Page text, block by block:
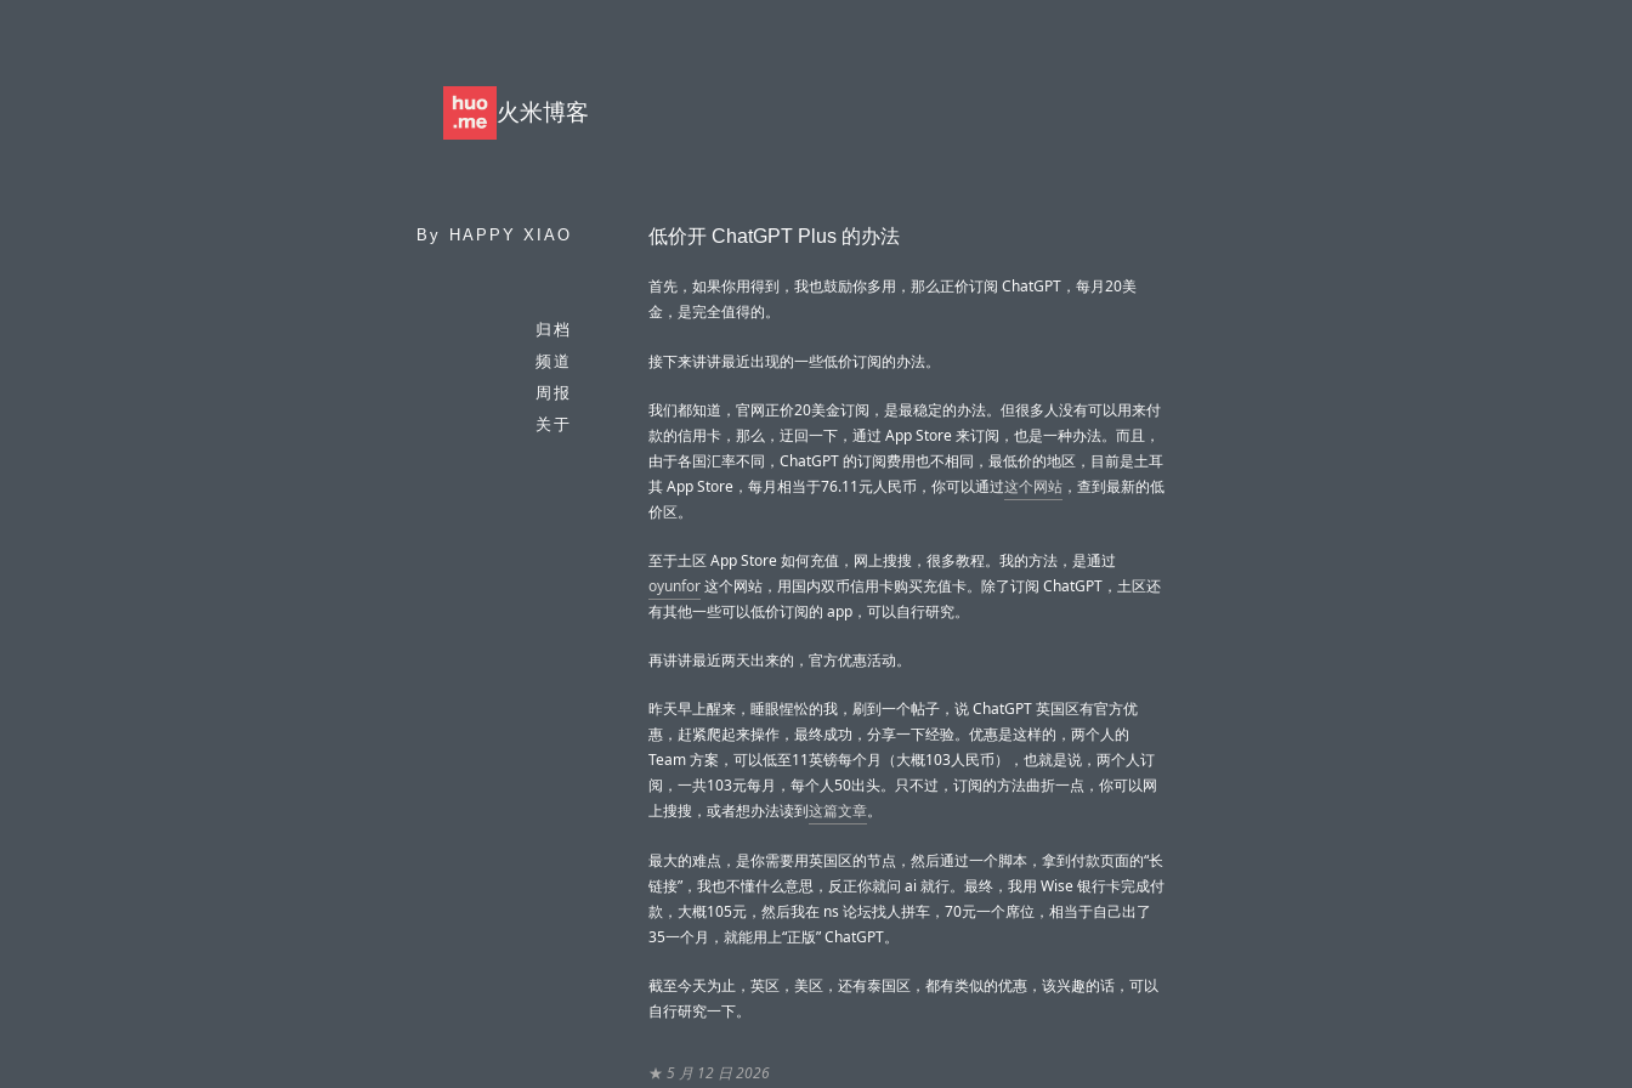
火米博客
By HAPPY XIAO
归档
频道
周报
关于
低价开 ChatGPT Plus 的办法
首先，如果你用得到，我也鼓励你多用，那么正价订阅 ChatGPT，每月20美
金，是完全值得的。
接下来讲讲最近出现的一些低价订阅的办法。
我们都知道，官网正价20美金订阅，是最稳定的办法。但很多人没有可以用来付
款的信用卡，那么，迂回一下，通过 App Store 来订阅，也是一种办法。而且，
由于各国汇率不同，ChatGPT 的订阅费用也不相同，最低价的地区，目前是土耳
其 App Store，每月相当于76.11元人民币，你可以通过这个网站 ，查到最新的低
价区。
至于土区 App Store 如何充值，网上搜搜，很多教程。我的方法，是通过
oyunfor这个网站，用国内双币信用卡购买充值卡。除了订阅 ChatGPT，土区还
有其他一些可以低价订阅的 app，可以自行研究。
再讲讲最近两天出来的，官方优惠活动。
昨天早上醒来，睡眼惺忪的我，刷到一个帖子，说 ChatGPT 英国区有官方优
惠，赶紧爬起来操作，最终成功，分享一下经验。优惠是这样的，两个人的
Team 方案，可以低至11英镑每个月（大概103人民币），也就是说，两个人订
阅，一共103元每月，每个人50出头。只不过，订阅的方法曲折一点，你可以网
上搜搜，或者想办法读到这篇文章。
最大的难点，是你需要用英国区的节点，然后通过一个脚本，拿到付款页面的“长
链接”，我也不懂什么意思，反正你就问 ai 就行。最终，我用 Wise 银行卡完成付
款，大概105元，然后我在 ns 论坛找人拼车，70元一个席位，相当于自己出了
35一个月，就能用上“正版” ChatGPT。
截至今天为止，英区，美区，还有泰国区，都有类似的优惠，该兴趣的话，可以
自行研究一下。
★ 5 月 12 日 2026